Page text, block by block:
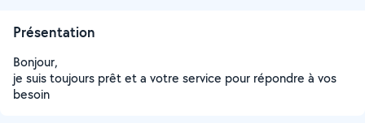
Présentation
Bonjour,
je suis toujours prêt et a votre service pour répondre à vos
besoin